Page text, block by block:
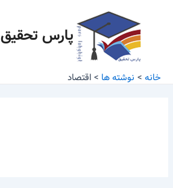
پارس تحقیق
خانه نوشته ها اقتصاد